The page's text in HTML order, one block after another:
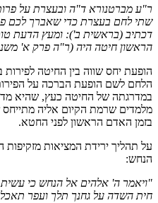
ר"ע מברטנורא ד"ה ובעצרת על
שתי לחם בעצרת כדי שאברך לכם
דכתיב (בראשית ב'): ומעץ הדעת
הראשון חיטה היה (ר"ה פרק א'
הופעת יחס שווה בין החיטה
הלחם לשם הופעת הברכה על
במדרגתה של החיטה כעץ, שהיא
מלמדים שרמת הקיום אליה
בזמן האדם הראשון לפני החטא.
על תהליך ירידת המציאות
הנחש:
"ויאמר ה' אלהים אל הנחש כי
חית השדה על גחנך תלך ועפר תאכל